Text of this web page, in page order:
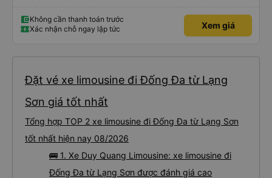
Không cần thanh toán trước
Xác nhận chỗ ngay lập tức
Xem giá
Đặt vé xe limousine đi Đống Đa từ Lạng
Sơn giá tốt nhất
Tổng hợp TOP 2 xe limousine đi Đống Đa từ Lạng Sơn
tốt nhất hiện nay 08/2026
🚌 1. Xe Duy Quang Limousine: xe limousine đi
Đống Đa từ Lạng Sơn được đánh giá cao